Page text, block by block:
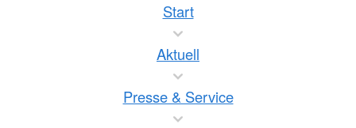
Start
Aktuell
Presse & Service